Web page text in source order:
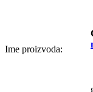
Ime proizvoda: